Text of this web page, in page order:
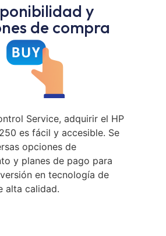
y
de compra
Service, adquirir el HP
es fácil y accesible. Se
opciones de
y planes de pago para
en tecnología de
alta calidad.